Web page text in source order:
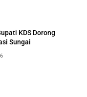
KDS Dorong
Sungai